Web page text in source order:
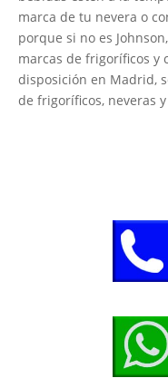
marca de tu nevera o
porque si no es
marcas de frigoríficos y
disposición en Madrid,
de frigoríficos, neveras